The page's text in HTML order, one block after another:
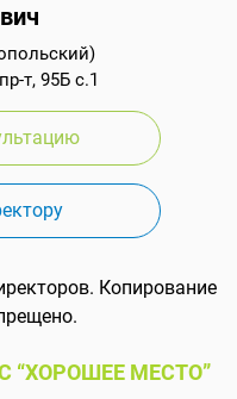
т, 95Б с.1
Копирование
“ХОРОШЕЕ МЕСТО”